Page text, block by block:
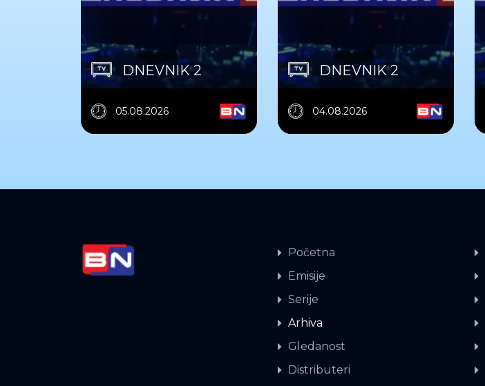
DNEVNIK 2
05.08.2026
DNEVNIK 2
04.08.2026
Početna
Emisije
Serije
Arhiva
Gledanost
Distributeri